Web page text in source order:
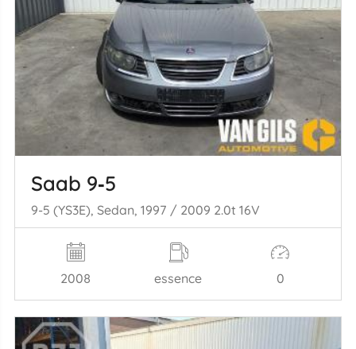
Saab 9‑5
9-5 (YS3E), Sedan, 1997 / 2009 2.0t 16V
2008 essence 0